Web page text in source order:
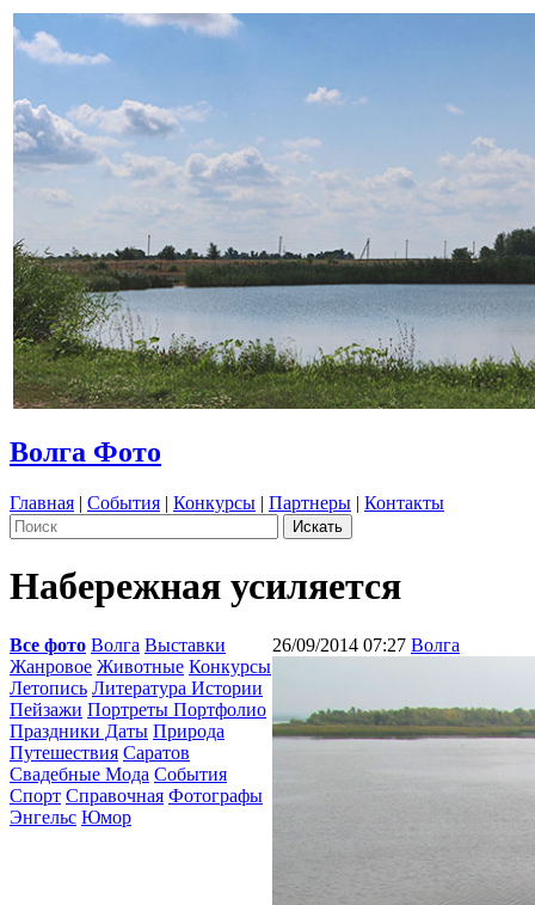
Волга Фото
Главная | События | Конкурсы | Партнеры | Контакты
Набережная усиляется
Все фото Волга Выставки
Жанровое Животные Конкурсы
Летопись Литература Истории
Пейзажи Портреты Портфолио
Праздники Даты Природа
Путешествия Саратов
Свадебные Мода События
Спорт Справочная Фотографы
Энгельс Юмор
26/09/2014 07:27 Волга